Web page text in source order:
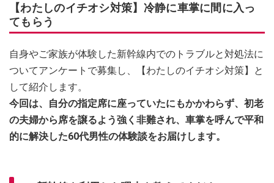
【わたしのイチオシ対策】冷静に車掌に間に入っ
てもらう
自身やご家族が体験した新幹線内でのトラブルと対処法に
ついてアンケートで募集し、【わたしのイチオシ対策】と
して紹介します。
今回は、自分の指定席に座っていたにもかかわらず、初老
の夫婦から席を譲るよう強く非難され、車掌を呼んで平和
的に解決した60代男性の体験談をお届けします。